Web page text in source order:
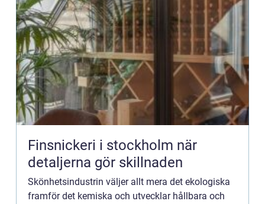
Finsnickeri i stockholm när
detaljerna gör skillnaden
Skönhetsindustrin väljer allt mera det ekologiska
framför det kemiska och utvecklar hållbara och